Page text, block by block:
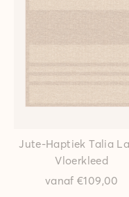
Jute-Haptiek Talia
Vloerkleed
vanaf€109,00